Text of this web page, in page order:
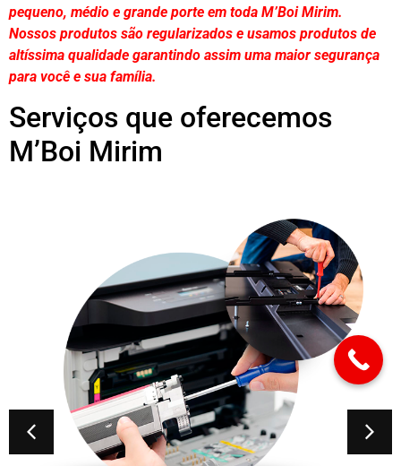
pequeno, médio e grande porte em toda M’Boi Mirim.
Nossos produtos são regularizados e usamos produtos de
altíssima qualidade garantindo assim uma maior segurança
para você e sua família.
Serviços que oferecemos
M’Boi Mirim